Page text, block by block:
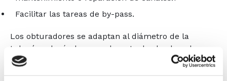
Facilitar las tareas de by-pass.
Los obturadores se adaptan al diámetro de la
tubería colocándose en el punto desde el cual
deseamos cerrar el flujo y, una vez ahí, se inflan con